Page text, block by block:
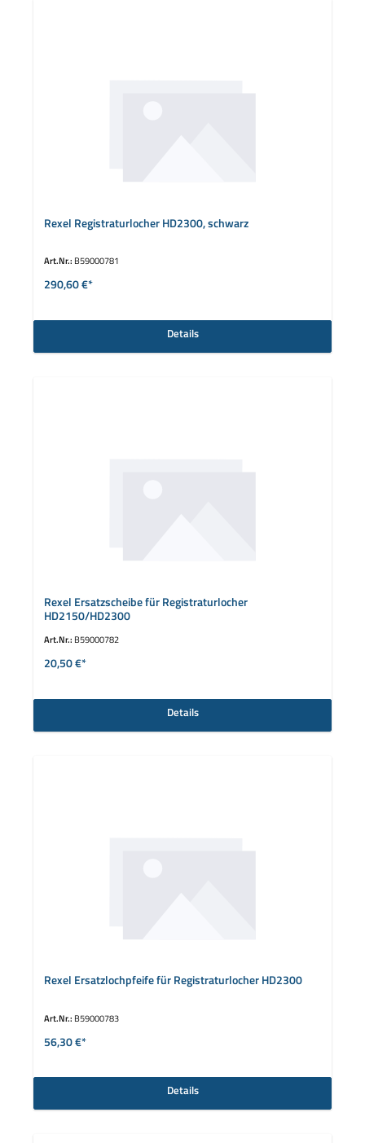
Rexel Registraturlocher HD2300, schwarz
Art.Nr.: B59000781
290,60 €*
Details
Rexel Ersatzscheibe für Registraturlocher
HD2150/HD2300
Art.Nr.: B59000782
20,50 €*
Details
Rexel Ersatzlochpfeife für Registraturlocher HD2300
Art.Nr.: B59000783
56,30 €*
Details